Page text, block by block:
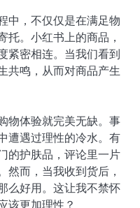
中，不仅仅是在满足物
托。小红书上的商品，
紧密相连。当我们看到
共鸣，从而对商品产生
物体验就完美无缺。事
遭遇过理性的冷水。有
的护肤品，评论里一片
然而，当我收到货后，
么好用。这让我不禁怀
该更加理性？